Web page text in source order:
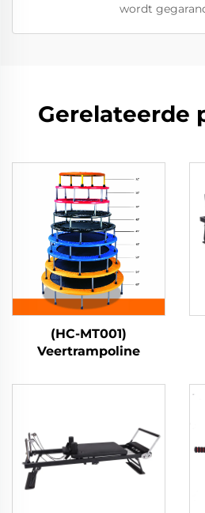
wordt
Gerelateerde
(HC-MT001)
Veertrampoline